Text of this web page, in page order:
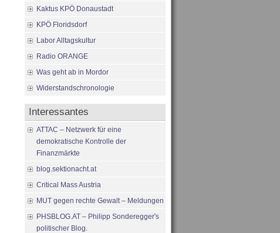
Kaktus KPÖ Donaustadt
KPÖ Floridsdorf
Labor Alltagskultur
Radio ORANGE
Was geht ab in Mordor
Widerstandschronologie
Interessantes
ATTAC – Netzwerk für eine
demokratische Kontrolle der
Finanzmärkte
blog.sektionacht.at
Critical Mass Austria
MUT gegen rechte Gewalt – Meldungen
PHSBLOG.AT – Philipp Sonderegger's
politischer Blog.